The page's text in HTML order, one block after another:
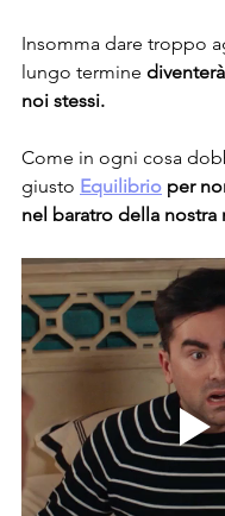
Insomma dare troppo
lungo termine
noi stessi.
Come in ogni cosa
giusto Equilibrio per
nel baratro della nostra